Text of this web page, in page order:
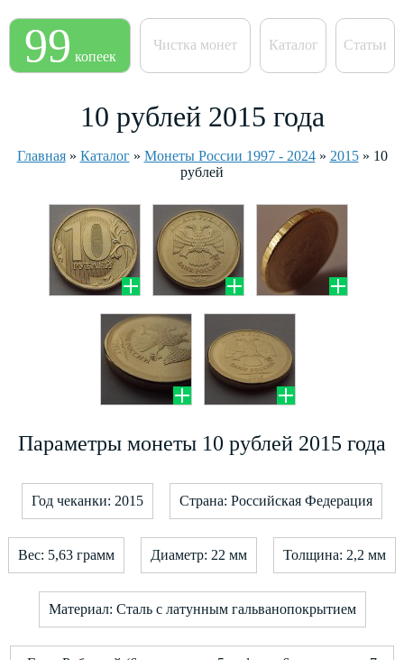
99 копеек
Чистка монет Каталог Статьи
10 рублей 2015 года
Главная» Каталог» Монеты России 1997 - 2024» 2015» 10
рублей
Параметры монеты 10 рублей 2015 года
Год чеканки: 2015 Страна: Российская Федерация
Вес: 5,63 грамм Диаметр: 22 мм Толщина: 2,2 мм
Материал: Сталь с латунным гальванопокрытием